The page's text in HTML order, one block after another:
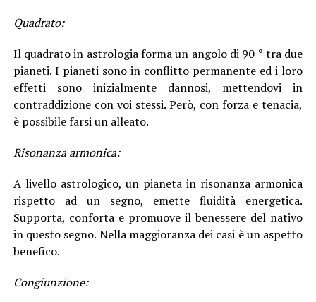
Quadrato:
Il quadrato in astrologia forma un angolo di 90 ° tra due
pianeti. I pianeti sono in conflitto permanente ed i loro
effetti sono inizialmente dannosi, mettendovi in
contraddizione con voi stessi. Però, con forza e tenacia,
è possibile farsi un alleato.
Risonanza armonica:
A livello astrologico, un pianeta in risonanza armonica
rispetto ad un segno, emette fluidità energetica.
Supporta, conforta e promuove il benessere del nativo
in questo segno. Nella maggioranza dei casi è un aspetto
benefico.
Congiunzione: